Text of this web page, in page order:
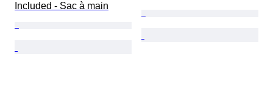
Included - Sac à main